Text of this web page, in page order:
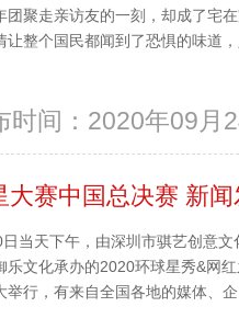
团聚走亲访友的一刻，却成了宅
让整个国民都闻到了恐惧的味道
时间：2020年09月
赛中国总决赛 新
当天下午，由深圳市骐艺创意
乐文化承办的2020环球星秀&网
举行，有来自全国各地的媒体、